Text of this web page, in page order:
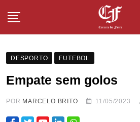
DESPORTO FUTEBOL
Empate sem golos
POR MARCELO BRITO 11/05/2023